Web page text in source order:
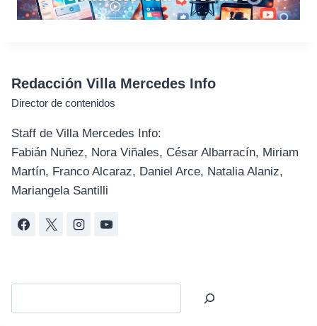
Redacción Villa Mercedes Info
Director de contenidos
Staff de Villa Mercedes Info:
Fabián Nuñez, Nora Viñales, César Albarracín, Miriam
Martín, Franco Alcaraz, Daniel Arce, Natalia Alaniz,
Mariangela Santilli